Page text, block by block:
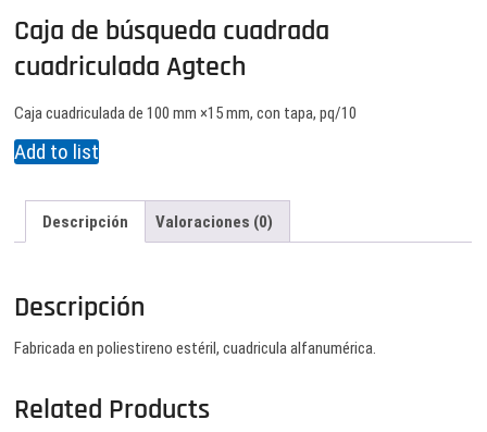
Caja de búsqueda cuadrada
cuadriculada Agtech
Caja cuadriculada de 100 mm ×15 mm, con tapa, pq/10
Add to list
Descripción Valoraciones (0)
Descripción
Fabricada en poliestireno estéril, cuadricula alfanumérica.
Related Products